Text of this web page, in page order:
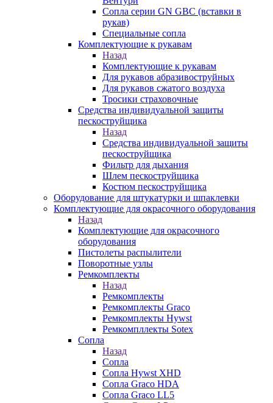
Сопла серии GN GBC (вставки в
рукав)
Специальные сопла
Комплектующие к рукавам
Назад
Комплектующие к рукавам
Для рукавов абразивоструйных
Для рукавов сжатого воздуха
Тросики страховочные
Средства индивидуальной защиты
пескоструйщика
Назад
Средства индивидуальной защиты
пескоструйщика
Фильтр для дыхания
Шлем пескоструйщика
Костюм пескоструйщика
Оборудование для штукатурки и шпаклевки
Комплектующие для окрасочного оборудования
Назад
Комплектующие для окрасочного
оборудования
Пистолеты распылители
Поворотные узлы
Ремкомплекты
Назад
Ремкомплекты
Ремкомплекты Graco
Ремкомплекты Hywst
Ремкомпллекты Sotex
Сопла
Назад
Сопла
Сопла Hywst XHD
Сопла Graco HDA
Сопла Graco LL5